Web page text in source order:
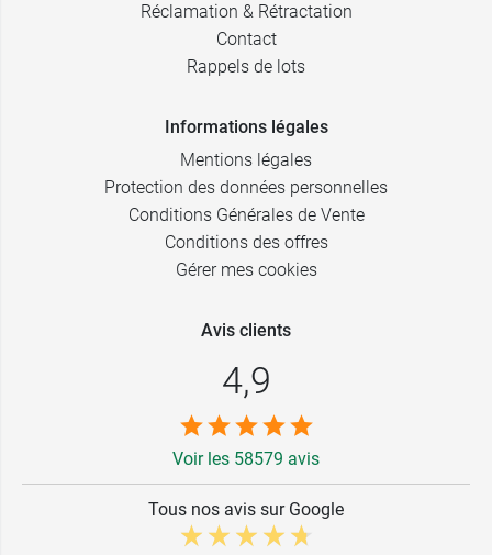
Réclamation & Rétractation
Contact
Rappels de lots
Informations légales
Mentions légales
Protection des données personnelles
Conditions Générales de Vente
Conditions des offres
Gérer mes cookies
Avis clients
4,9
Voir les 58579 avis
Tous nos avis sur Google